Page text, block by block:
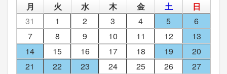
月 火 水 木 金 土
日
31
1 2 3 4 5
6
7
8 9 10 11 12
13
14
15 16 17 18 19
20
21
22 23 24 25 26
27